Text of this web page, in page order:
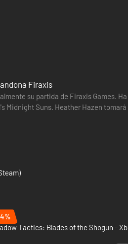
de la resistencia para acabar con la
expansión incluye nuevas clases de
contenido.
Firaxis
su partida de Firaxis Games.
Midnight Suns. Heather Hazen